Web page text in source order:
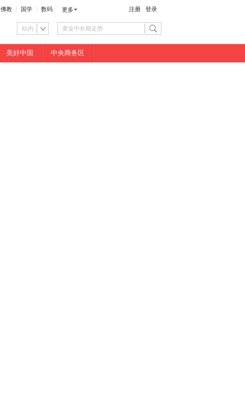
佛教 国学 数码 更多 注册 登录
站内
美好中国 中央商务区